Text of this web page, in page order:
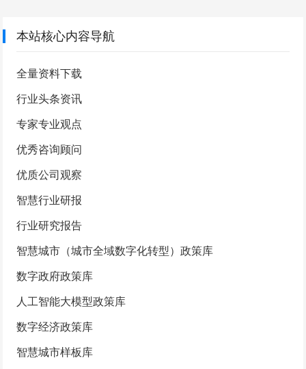
本站核心内容导航
全量资料下载
行业头条资讯
专家专业观点
优秀咨询顾问
优质公司观察
智慧行业研报
行业研究报告
智慧城市（城市全域数字化转型）政策库
数字政府政策库
人工智能大模型政策库
数字经济政策库
智慧城市样板库